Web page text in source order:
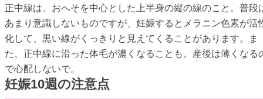
正中線は、おへそを中心とした上半身の縦の線のこと。普段
あまり意識しないものですが、妊娠するとメラニン色素が活
化して、黒い線がくっきりと見えてくることがあります。ま
た、正中線に沿った体毛が濃くなることも。産後は薄くなる
で心配しないで。
妊娠10週の注意点